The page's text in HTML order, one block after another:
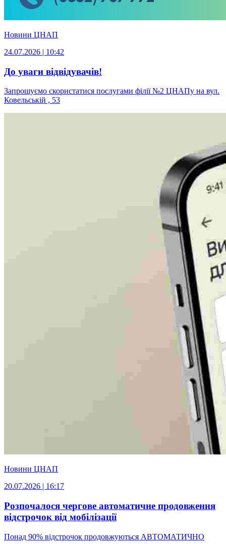
Новини ЦНАП
24.07.2026 | 10:42
До уваги відвідувачів!
Запрошуємо скористатися послугами філії №2 ЦНАПу на вул.
Ковельській , 53
Новини ЦНАП
20.07.2026 | 16:17
Розпочалося чергове автоматичне продовження
відстрочок від мобілізації
Понад 90% відстрочок продовжуються АВТОМАТИЧНО